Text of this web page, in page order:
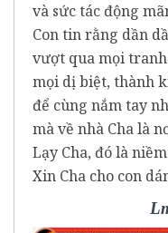
và sức tác động
Con tin rằng dần
vượt qua mọi
mọi dị biệt, thành
để cùng nắm tay
mà về nhà Cha là
Lạy Cha, đó là
Xin Cha cho con